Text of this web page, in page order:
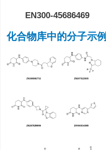
EN300-45686469
化合物库中的分子示例